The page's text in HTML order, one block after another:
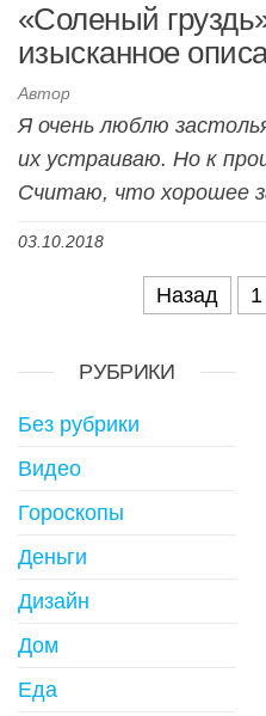
«Соленый
изысканное
Автор
Я очень люблю
их устраиваю. Но к
Считаю, что хорошее
03.10.2018
Навигация по
Назад 1
РУБРИКИ
Без рубрики
Видео
Гороскопы
Деньги
Дизайн
Дом
Еда